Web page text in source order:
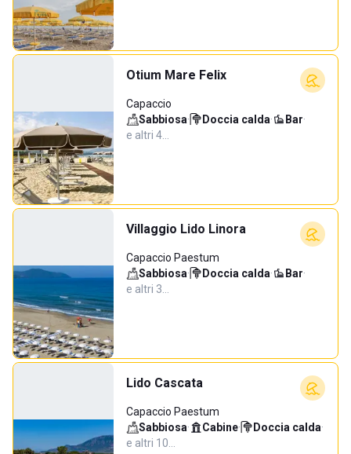
Otium Mare Felix
Capaccio
Sabbiosa· Doccia calda· Bar·
e altri 4…
Villaggio Lido Linora
Capaccio Paestum
Sabbiosa· Doccia calda· Bar·
e altri 3…
Lido Cascata
Capaccio Paestum
Sabbiosa· Cabine· Doccia calda·
e altri 10…